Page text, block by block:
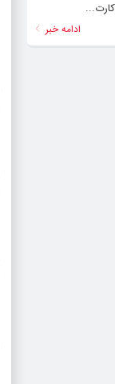
ادامه خبر